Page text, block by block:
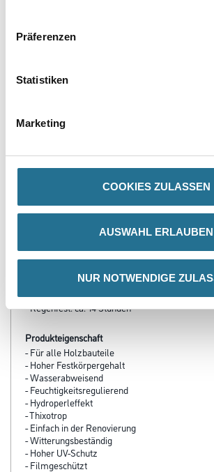
Präferenzen
Statistiken
Marketing
COOKIES ZULASSEN
AUSWAHL ERLAUBEN
NUR NOTWENDIGE
Verarbeitungstemp./Luftfeuchte
(günstiger Bereich: 10 bis 25 °C)
- Relative Luftfeuchte: ≤ 80 %
Verarbeitungszeit
- Grifffest: ca. 4 – 6 Stunden
- Zweiter Auftrag: ca. 10 – 12 Stunden
- Regenfest: ca. 14 Stunden
Produkteigenschaft
- Für alle Holzbauteile
- Hoher Festkörpergehalt
- Wasserabweisend
- Feuchtigkeitsregulierend
- Hydroperleffekt
- Thixotrop
- Einfach in der Renovierung
- Witterungsbeständig
- Hoher UV-Schutz
- Filmgeschützt